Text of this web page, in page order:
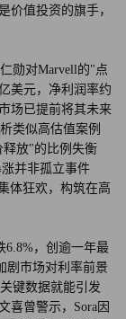
价值投资的旗手，
勋对Marvell的"点
美元，净利润率约
场已提前将其未来
类似高估值案例
放"的比例失衡
并非孤立事件
体狂欢，构筑在高
6.8%，创逾一年最
剧市场对利率前景
键数据就能引发
喜曾警示，Sora因